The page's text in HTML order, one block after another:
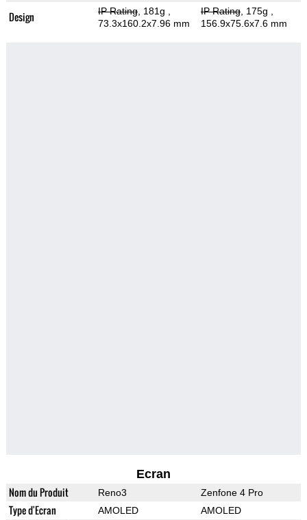
Design IP Rating, 181g
73.3x160.2x7.96 mm
IP Rating, 175g
156.9x75.6x7.6 mm
Ecran
Nom du Produit Reno3 Zenfone 4 Pro
Type d'Ecran AMOLED AMOLED